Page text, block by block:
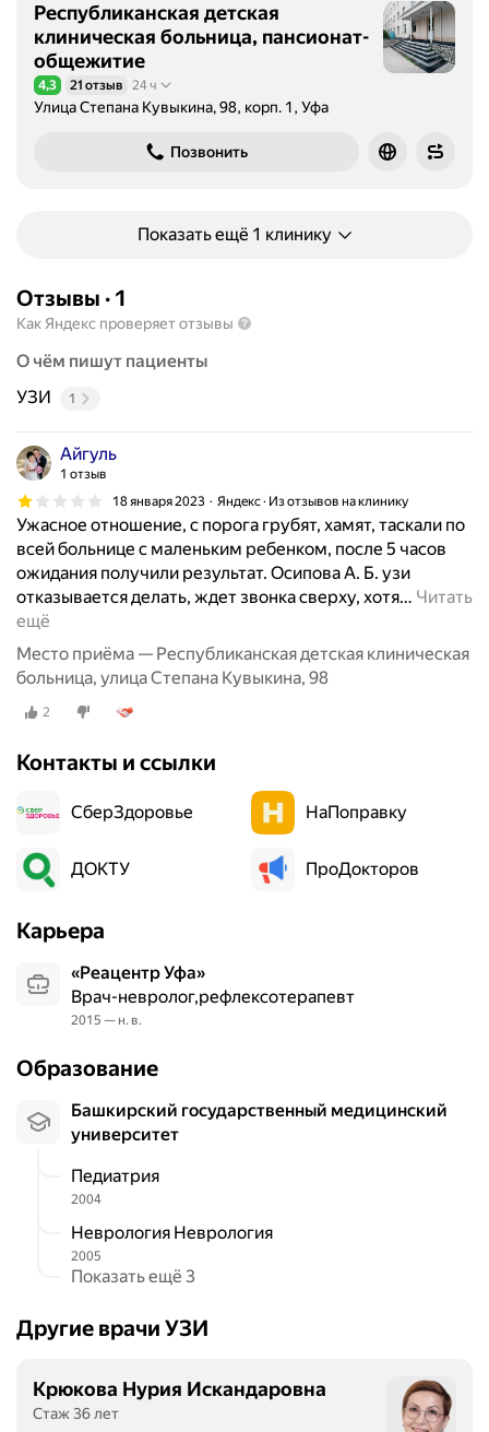
Республиканская детская
клиническая больница, пансионат-
общежитие
Рейтинг 4,3 из 5
4,3 21 отзыв 24 ч
Улица Степана Кувыкина, 98, корп. 1, Уфа
Позвонить
Показать ещё 1 клинику
Отзывы · 1
Как Яндекс проверяет отзывы
О чём пишут пациенты
УЗИ
1
Айгуль
1 отзыв
18 января 2023
Яндекс · Из отзывов на клинику
Ужасное отношение, с порога грубят, хамят, таскали по
всей больнице с маленьким ребенком, после 5 часов
ожидания получили результат. Осипова А. Б. узи
отказывается делать, ждет звонка сверху, хотя… Читать
ещё
Место приёма — Республиканская детская клиническая
больница, улица Степана Кувыкина, 98
2
Контакты и ссылки
СберЗдоровье НаПоправку
ДОКТУ ПроДокторов
Карьера
«Реацентр Уфа»
Врач-невролог,рефлексотерапевт
2015 — н. в.
Образование
Башкирский государственный медицинский
университет
Педиатрия
2004
Неврология Неврология
2005
Показать ещё 3
Другие врачи УЗИ
Крюкова Нурия Искандаровна
Стаж 36 лет